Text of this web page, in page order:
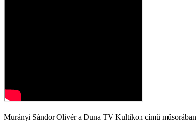
Murányi Sándor Olivér a Duna TV Kultikon című műsorában